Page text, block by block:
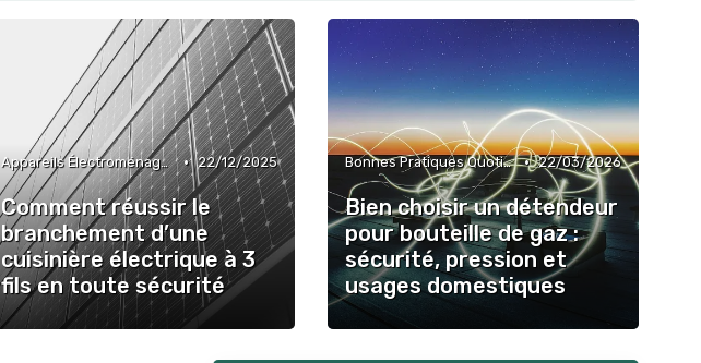
Appareils Électroménagers Éco-énergétiques • 22/12/2025
Comment réussir le
branchement d’une
cuisinière électrique à 3
fils en toute sécurité
Bonnes Pratiques Quotidiennes • 22/03/2026
Bien choisir un détendeur
pour bouteille de gaz :
sécurité, pression et
usages domestiques